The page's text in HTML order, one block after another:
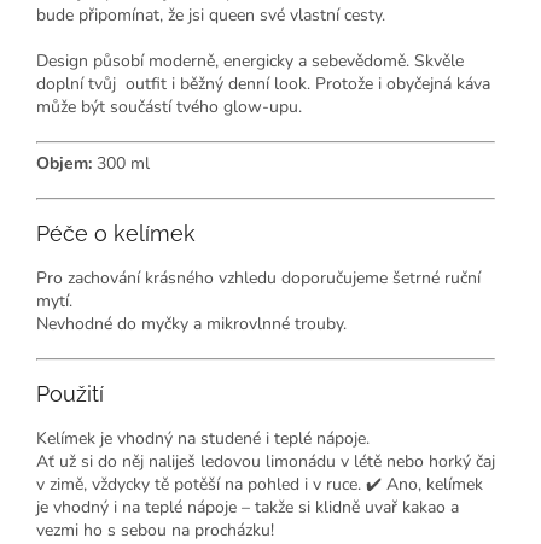
bude připomínat, že jsi queen své vlastní cesty.
Design působí moderně, energicky a sebevědomě. Skvěle
doplní tvůj outfit i běžný denní look. Protože i obyčejná káva
může být součástí tvého glow-upu.
Objem: 300 ml
Péče o kelímek
Pro zachování krásného vzhledu doporučujeme šetrné ruční
mytí.
Nevhodné do myčky a mikrovlnné trouby.
Použití
Kelímek je vhodný na studené i teplé nápoje.
Ať už si do něj naliješ ledovou limonádu v létě nebo horký čaj
v zimě, vždycky tě potěší na pohled i v ruce. ✔️ Ano, kelímek
je vhodný i na teplé nápoje – takže si klidně uvař kakao a
vezmi ho s sebou na procházku!